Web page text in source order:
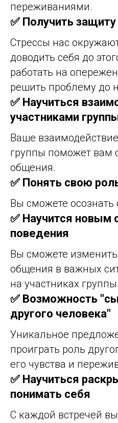
переживаниями.
✅ Получить
Стрессы нас
доводить себя до
работать на
решить проблему до
✅ Научиться
участниками
Ваше
группы поможет вам
общения.
✅ Понять свою
Вы сможете
✅ Научится новым
поведения
Вы сможете изменить
общения в важных
на участниках группы.
✅ Возможность
другого человека"
Уникальное
проиграть роль
его чувства и
✅ Научиться
понимать себя
С каждой встречей